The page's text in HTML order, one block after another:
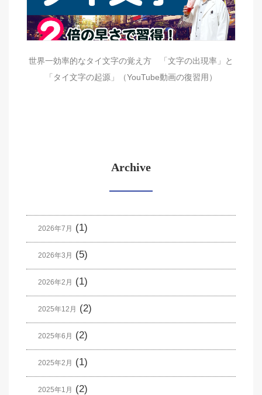
世界一効率的なタイ文字の覚え方 「文字の出現率」と
「タイ文字の起源」（YouTube動画の復習用）
Archive
2026年7月 (1)
2026年3月 (5)
2026年2月 (1)
2025年12月 (2)
2025年6月 (2)
2025年2月 (1)
2025年1月 (2)